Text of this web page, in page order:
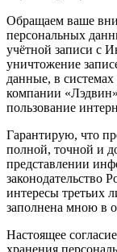
Обращаем ваше
персональных
учётной записи с
уничтожение
данные, в
компании
пользование
Гарантирую, что
полной, точной и
представлении
законодательство
интересы третьих
заполнена мною в
Настоящее
хранения